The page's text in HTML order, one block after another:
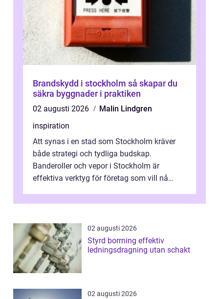
Brandskydd i stockholm så skapar du
säkra byggnader i praktiken
02 augusti 2026
Malin Lindgren
inspiration
Att synas i en stad som Stockholm kräver
både strategi och tydliga budskap.
Banderoller och vepor i Stockholm är
effektiva verktyg för företag som vill nå
02 augusti 2026
Styrd borrning effektiv
ledningsdragning utan schakt
02 augusti 2026